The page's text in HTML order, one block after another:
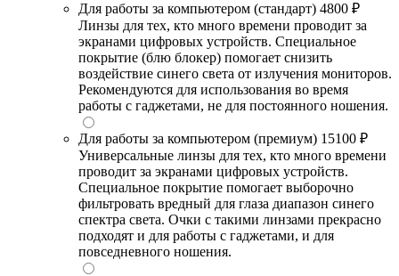
Для работы за компьютером (стандарт) 4800 ₽
Линзы для тех, кто много времени проводит за
экранами цифровых устройств. Специальное
покрытие (блю блокер) помогает снизить
воздействие синего света от излучения мониторов.
Рекомендуются для использования во время
работы с гаджетами, не для постоянного ношения.
Для работы за компьютером (премиум) 15100 ₽
Универсальные линзы для тех, кто много времени
проводит за экранами цифровых устройств.
Специальное покрытие помогает выборочно
фильтровать вредный для глаза диапазон синего
спектра света. Очки с такими линзами прекрасно
подходят и для работы с гаджетами, и для
повседневного ношения.